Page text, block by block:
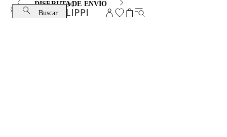
DISFRUTA DE ENVÍO ESTÁNDAR Y CAMBIO
Buscar